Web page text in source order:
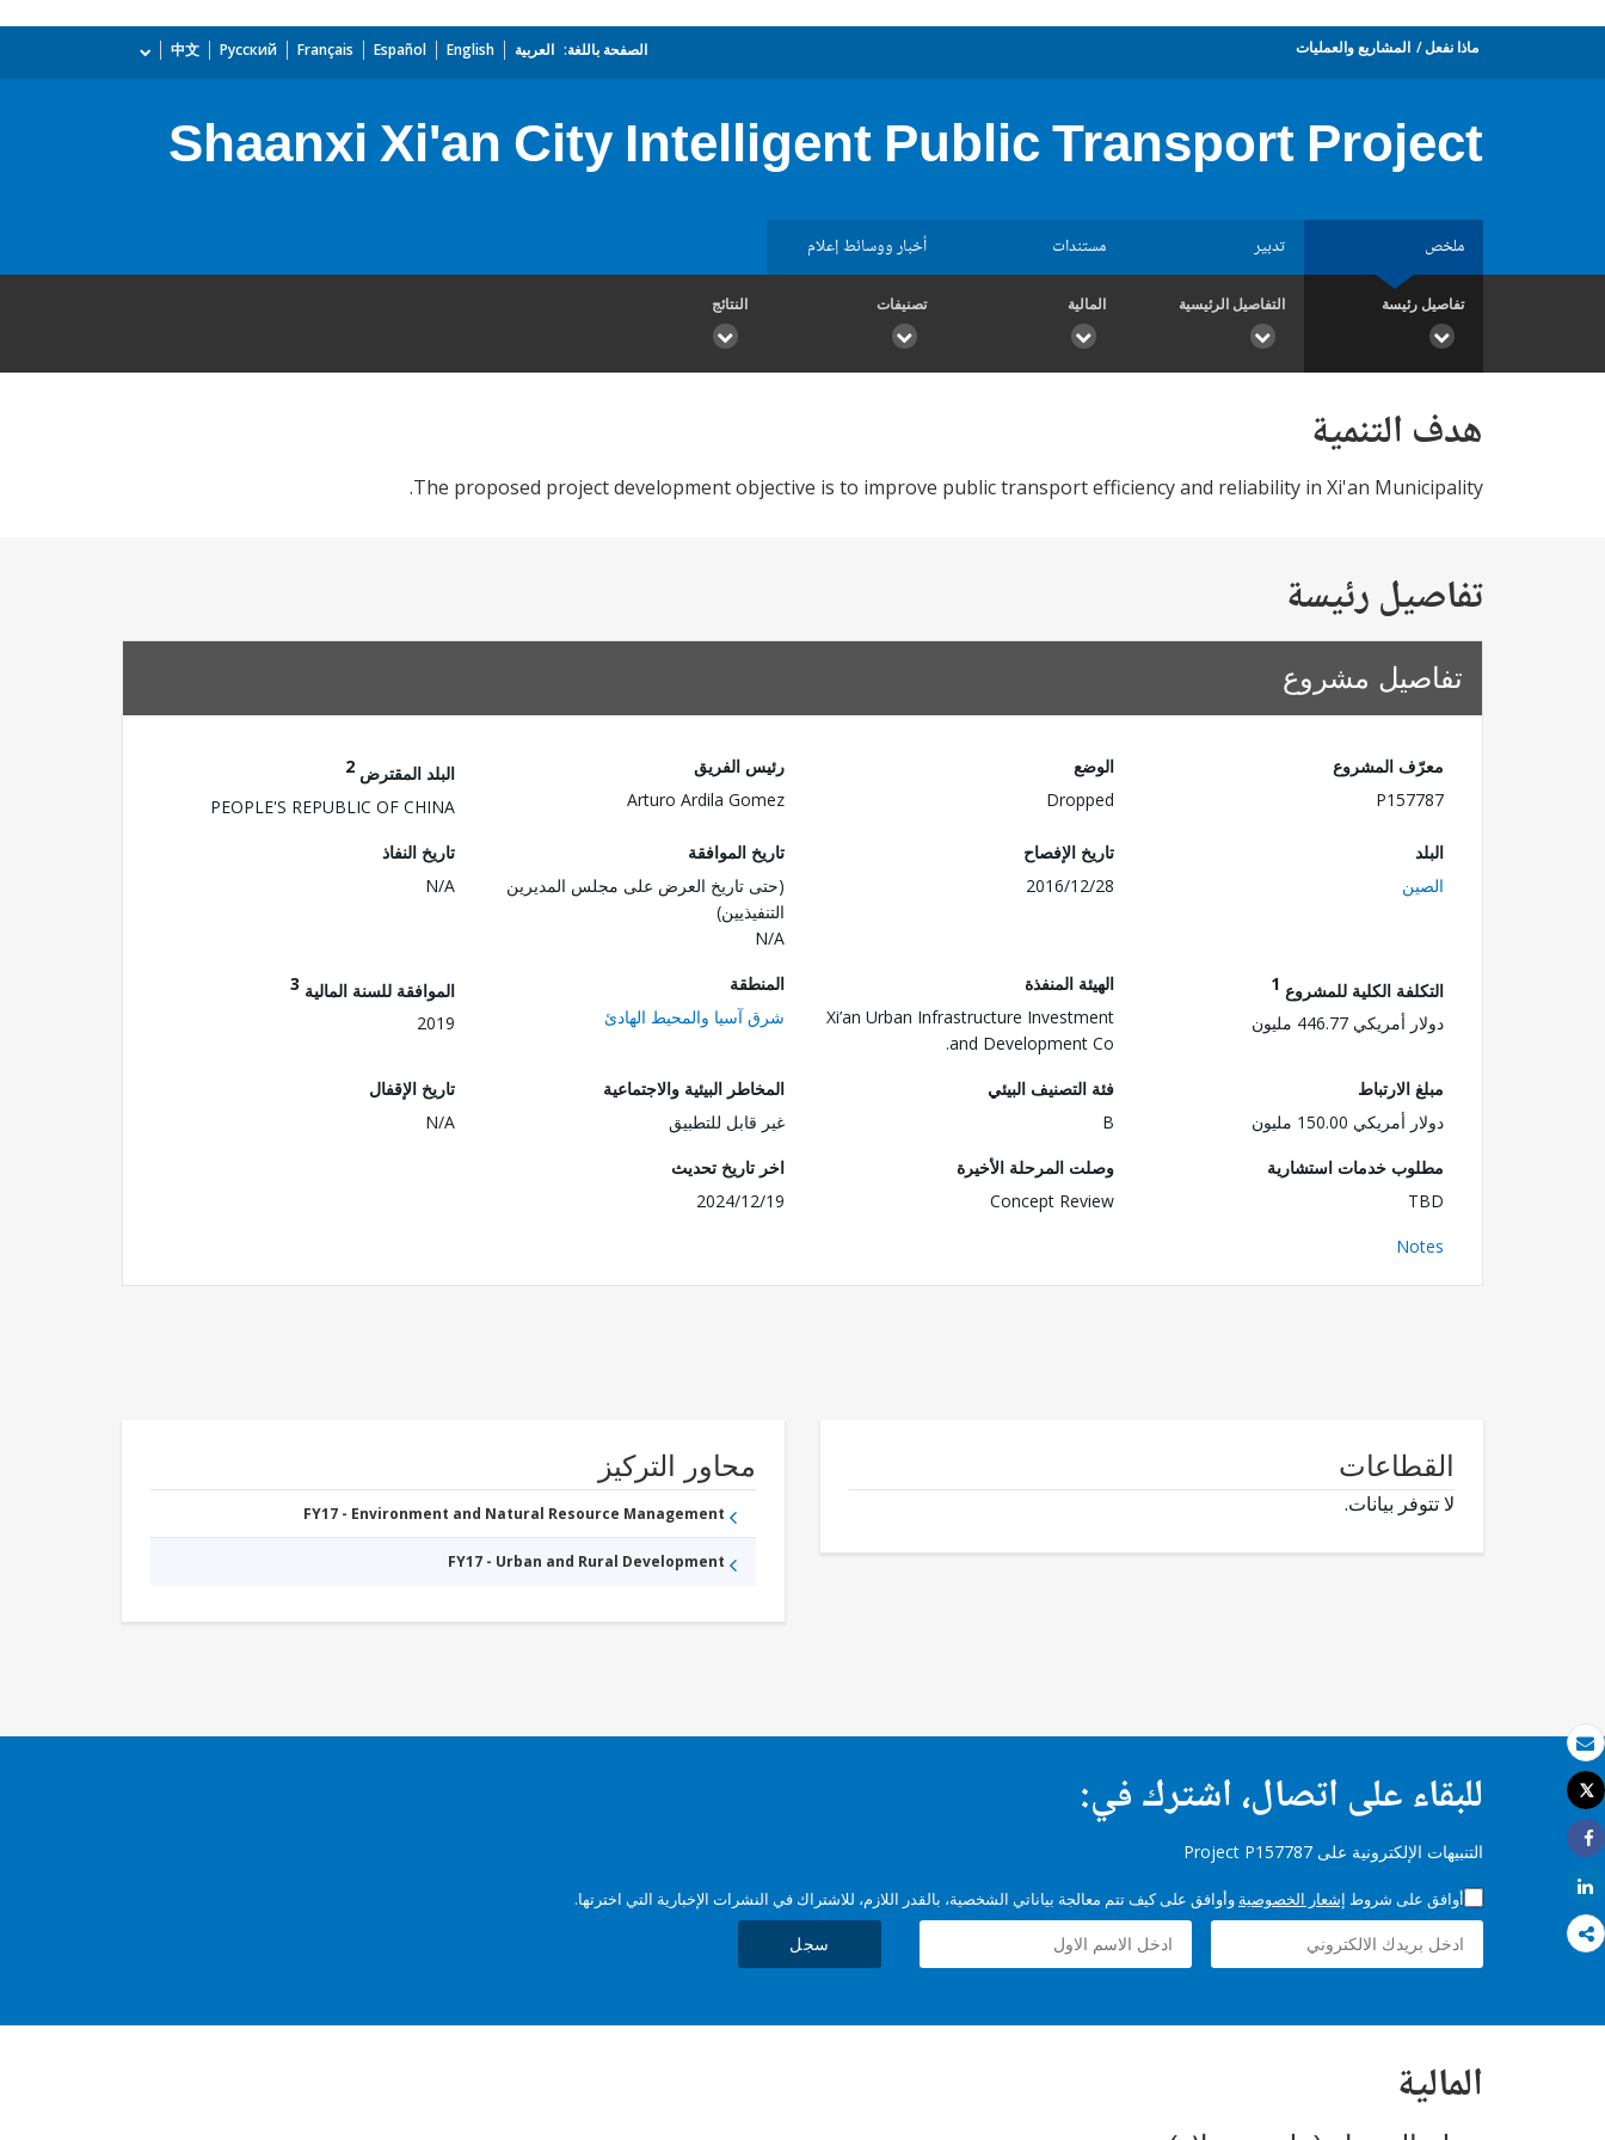
بريد الكتروني
طباعة
Tweet
Share
Share
ماذا نفعل المشاريع والعمليات الصفحة باللغة: العربية English
Español
Français
Русский
中文
Shaanxi Xi'an City Intelligent Public Transport Project
ملخص تدبير مستندات أخبار ووسائط إعلام
تفاصيل رئيسة التفاصيل الرئيسية المالية تصنيفات النتائج
هدف التنمية
The proposed project development objective is to improve public transport efficiency and reliability in Xi'an Municipality.
تفاصيل رئيسة
تفاصيل مشروع
معرّف المشروع
P157787
الوضع
Dropped
رئيس الفريق
Arturo Ardila Gomez
البلد المقترض 2
PEOPLE'S REPUBLIC OF CHINA
البلد
الصين
تاريخ الإفصاح
2016/12/28
تاريخ الموافقة
(حتى تاريخ العرض على مجلس المديرين
التنفيذيين)
N/A
تاريخ النفاذ
N/A
التكلفة الكلية للمشروع 1
دولار أمريكي 446.77 مليون
الهيئة المنفذة
Xi’an Urban Infrastructure Investment
and Development Co.
المنطقة
شرق آسيا والمحيط الهادئ
الموافقة للسنة المالية 3
2019
مبلغ الارتباط
دولار أمريكي 150.00 مليون
فئة التصنيف البيئي
B
المخاطر البيئية والاجتماعية
غير قابل للتطبيق
تاريخ الإقفال
N/A
مطلوب خدمات استشارية
TBD
وصلت المرحلة الأخيرة
Concept Review
اخر تاريخ تحديث
2024/12/19
Notes
القطاعات
لا تتوفر بيانات.
محاور التركيز
FY17 - Environment and Natural Resource Management
FY17 - Urban and Rural Development
للبقاء على اتصال، اشترك في:
التنبيهات الإلكترونية على Project P157787
أوافق على شروط إشعار الخصوصية وأوافق على كيف تتم معالجة بياناتي الشخصية، بالقدر اللازم، للاشتراك في النشرات الإخبارية التي اخترتها.
سجل
المالية